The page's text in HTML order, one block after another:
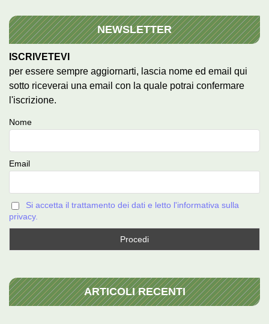
NEWSLETTER
ISCRIVETEVI
per essere sempre aggiornarti, lascia nome ed email qui
sotto riceverai una email con la quale potrai confermare
l'iscrizione.
Nome
Email
Si accetta il trattamento dei dati e letto l'informativa sulla
privacy.
ARTICOLI RECENTI